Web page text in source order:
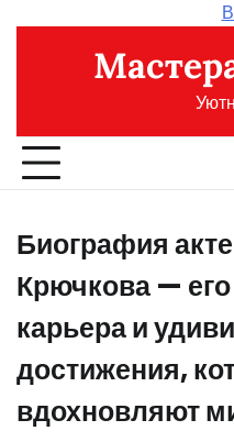
содержимому
Биография
Крючкова —
карьера и
достижения,
вдохновляют